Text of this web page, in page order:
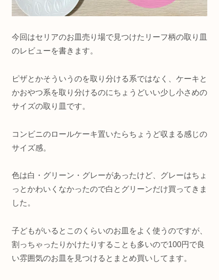
今回はセリアのお皿売り場で見つけたリーフ柄の取り皿
のレビューを書きます。
ピザとかそういうのを取り分ける系ではなく、ケーキと
かおやつ系を取り分けるのにちょうどいい少し小さめの
サイズの取り皿です。
コンビニのロールケーキ置いたらちょうど収まる感じの
サイズ感。
色は白・グリーン・グレーがあったけど、グレーはちょ
っとかわいくなかったので白とグリーンだけ買ってきま
した。
子どもがいるとこのくらいのお皿をよく使うのですが、
割っちゃったりかけたりすることも多いので100円で良
い雰囲気のお皿を見つけるとまとめ買いしてます。